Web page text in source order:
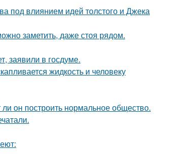
под влиянием идей толстого и Джека
заметить, даже стоя рядом.
заявили в госдуме.
жидкость и человеку
он построить нормальное общество.